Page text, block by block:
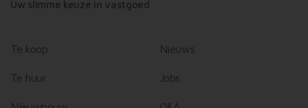
Uw slimme keuze in vastgoed
Te koop
Te huur
Nieuws
Jobs